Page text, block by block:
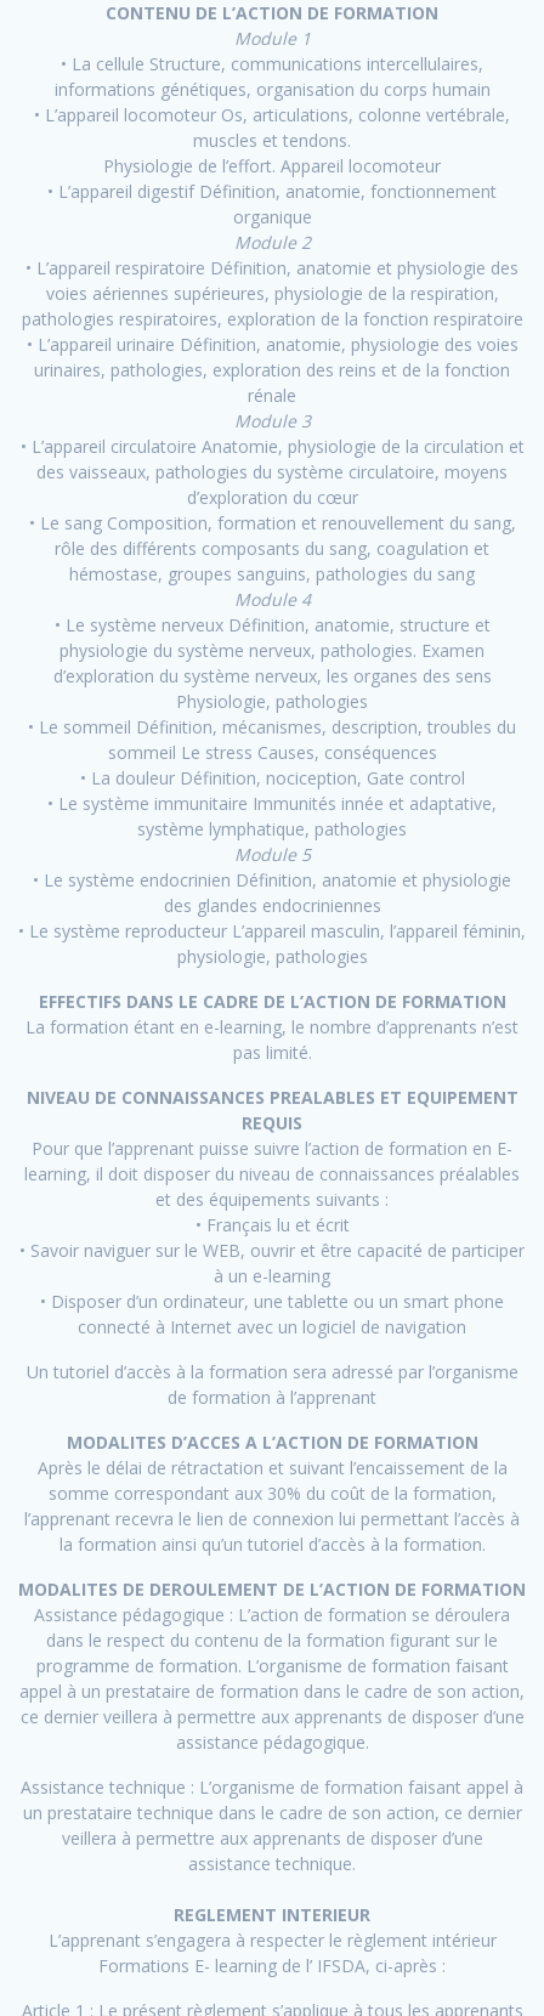
CONTENU DE L’ACTION DE FORMATION
Module 1
• La cellule Structure, communications intercellulaires,
informations génétiques, organisation du corps humain
• L’appareil locomoteur Os, articulations, colonne vertébrale,
muscles et tendons.
Physiologie de l’effort. Appareil locomoteur
• L’appareil digestif Définition, anatomie, fonctionnement
organique
Module 2
• L’appareil respiratoire Définition, anatomie et physiologie des
voies aériennes supérieures, physiologie de la respiration,
pathologies respiratoires, exploration de la fonction respiratoire
• L’appareil urinaire Définition, anatomie, physiologie des voies
urinaires, pathologies, exploration des reins et de la fonction
rénale
Module 3
• L’appareil circulatoire Anatomie, physiologie de la circulation et
des vaisseaux, pathologies du système circulatoire, moyens
d’exploration du cœur
• Le sang Composition, formation et renouvellement du sang,
rôle des différents composants du sang, coagulation et
hémostase, groupes sanguins, pathologies du sang
Module 4
• Le système nerveux Définition, anatomie, structure et
physiologie du système nerveux, pathologies. Examen
d’exploration du système nerveux, les organes des sens
Physiologie, pathologies
• Le sommeil Définition, mécanismes, description, troubles du
sommeil Le stress Causes, conséquences
• La douleur Définition, nociception, Gate control
• Le système immunitaire Immunités innée et adaptative,
système lymphatique, pathologies
Module 5
• Le système endocrinien Définition, anatomie et physiologie
des glandes endocriniennes
• Le système reproducteur L’appareil masculin, l’appareil féminin,
physiologie, pathologies
EFFECTIFS DANS LE CADRE DE L’ACTION DE FORMATION
La formation étant en e-learning, le nombre d’apprenants n’est
pas limité.
NIVEAU DE CONNAISSANCES PREALABLES ET EQUIPEMENT
REQUIS
Pour que l’apprenant puisse suivre l’action de formation en E-
learning, il doit disposer du niveau de connaissances préalables
et des équipements suivants :
• Français lu et écrit
• Savoir naviguer sur le WEB, ouvrir et être capacité de participer
à un e-learning
• Disposer d’un ordinateur, une tablette ou un smart phone
connecté à Internet avec un logiciel de navigation
Un tutoriel d’accès à la formation sera adressé par l’organisme
de formation à l’apprenant
MODALITES D’ACCES A L’ACTION DE FORMATION
Après le délai de rétractation et suivant l’encaissement de la
somme correspondant aux 30% du coût de la formation,
l’apprenant recevra le lien de connexion lui permettant l’accès à
la formation ainsi qu’un tutoriel d’accès à la formation.
MODALITES DE DEROULEMENT DE L’ACTION DE FORMATION
Assistance pédagogique : L’action de formation se déroulera
dans le respect du contenu de la formation figurant sur le
programme de formation. L’organisme de formation faisant
appel à un prestataire de formation dans le cadre de son action,
ce dernier veillera à permettre aux apprenants de disposer d’une
assistance pédagogique.
Assistance technique : L’organisme de formation faisant appel à
un prestataire technique dans le cadre de son action, ce dernier
veillera à permettre aux apprenants de disposer d’une
assistance technique.
REGLEMENT INTERIEUR
L’apprenant s’engagera à respecter le règlement intérieur
Formations E- learning de l’ IFSDA, ci-après :
Article 1 : Le présent règlement s’applique à tous les apprenants